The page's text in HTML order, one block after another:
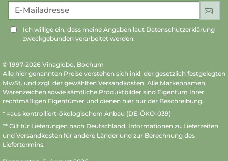
E-Mailadresse
Ich willige ein, dass meine Angaben laut Datenschutzerklärung
zweckgebunden verarbeitet werden.
© 1997-2026 Vinaglobo, Bochum
Alle hier genannten Preise verstehen sich inkl. der gesetzlich festgelegten
MwSt. und zzgl. der gewählten Versandkosten. Alle Markennamen,
Warenzeichen sowie sämtliche Produktbilder sind Eigentum Ihrer
rechtmäßigen Eigentümer und dienen hier nur der Beschreibung.
* =aus kontrolliert-ökologischem Anbau (DE-ÖKO-039)
** Gilt für Lieferungen nach Deutschland. Informationen zu Lieferzeiten
und Versandkosten für andere Länder und zur Berechnung des
Liefertermins.